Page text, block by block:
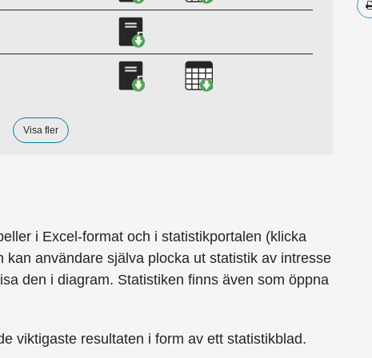
Ladda ner Postverksamhet 2010, PDF
Ladda ner Postverksamhet 2009, PDF
Ladda ner Postverksamhet
Visa fler
i Excel-format och i statistikportalen (klicka
kan användare själva plocka ut statistik av intresse
den i diagram. Statistiken finns även som öppna
viktigaste resultaten i form av ett statistikblad.